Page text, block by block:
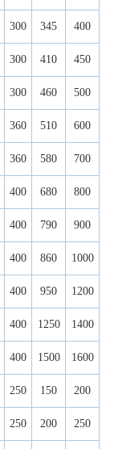
300 345 400
300 410 450
300 460 500
360 510 600
360 580 700
400 680 800
400 790 900
400 860 1000
400 950 1200
400 1250 1400
400 1500 1600
250 150 200
250 200 250